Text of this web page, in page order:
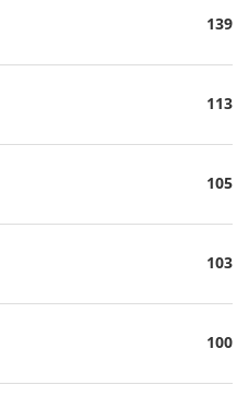
139
113
105
103
100